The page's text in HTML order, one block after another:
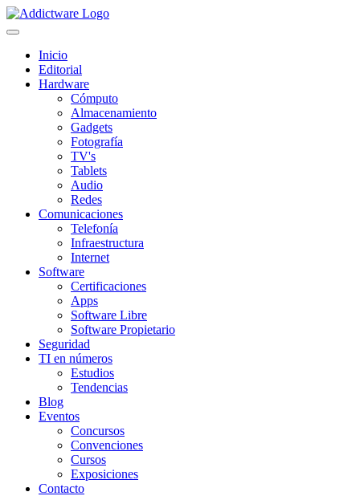
Inicio
Editorial
Hardware
Cómputo
Almacenamiento
Gadgets
Fotografía
TV's
Tablets
Audio
Redes
Comunicaciones
Telefonía
Infraestructura
Internet
Software
Certificaciones
Apps
Software Libre
Software Propietario
Seguridad
TI en números
Estudios
Tendencias
Blog
Eventos
Concursos
Convenciones
Cursos
Exposiciones
Contacto